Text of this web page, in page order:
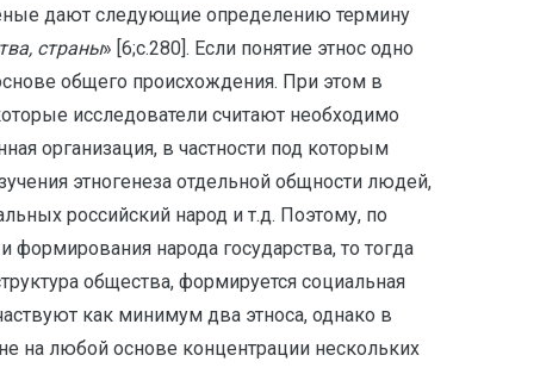
дают следующие определению термину
страны» [6;с.280]. Если понятие этнос одно
общего происхождения. При этом в
исследователи считают необходимо
организация, в частности под которым
этногенеза отдельной общности людей,
российский народ и т.д. Поэтому, по
формирования народа государства, то тогда
общества, формируется социальная
как минимум два этноса, однако в
на любой основе концентрации нескольких